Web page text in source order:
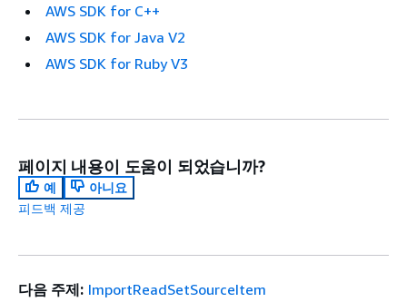
AWS SDK for C++
AWS SDK for Java V2
AWS SDK for Ruby V3
페이지 내용이 도움이 되었습니까?
예
아니요
피드백 제공
다음 주제: ImportReadSetSourceItem